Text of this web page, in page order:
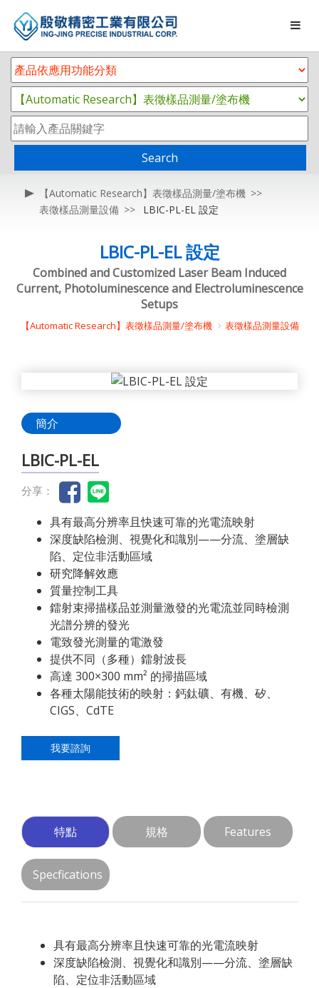
Search
【Automatic Research】表徵樣品測量/塗布機
表徵樣品測量設備
LBIC-PL-EL 設定
LBIC-PL-EL 設定
Combined and Customized Laser Beam Induced
Current, Photoluminescence and Electroluminescence
Setups
【Automatic Research】表徵樣品測量/塗布機 表徵樣品測量設備
簡介
LBIC-PL-EL
分享：
具有最高分辨率且快速可靠的光電流映射
深度缺陷檢測、視覺化和識別——分流、塗層缺
陷、定位非活動區域
研究降解效應
質量控制工具
鐳射束掃描樣品並測量激發的光電流並同時檢測
光譜分辨的發光
電致發光測量的電激發
提供不同（多種）鐳射波長
高達 300×300 mm² 的掃描區域
各種太陽能技術的映射：鈣鈦礦、有機、矽、
CIGS、CdTE
我要諮詢
特點 規格 Features
Specfications
具有最高分辨率且快速可靠的光電流映射
深度缺陷檢測、視覺化和識別——分流、塗層缺
陷、定位非活動區域